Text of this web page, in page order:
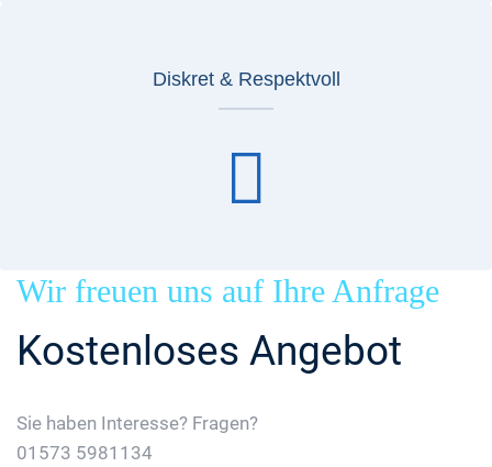
Diskret & Respektvoll
Wir freuen uns auf Ihre Anfrage
Kostenloses Angebot
Sie haben Interesse? Fragen?
01573 5981134